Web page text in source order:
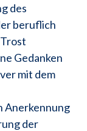
des
beruflich
Gedanken
mit dem
Anerkennung
der